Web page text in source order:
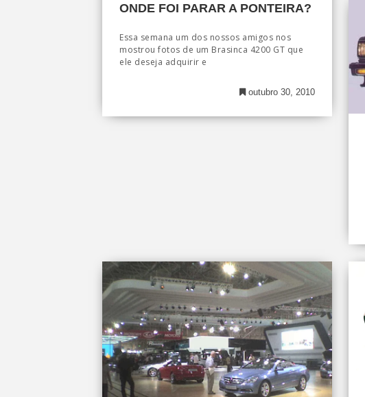
ONDE FOI PARAR A PONTEIRA?
Essa semana um dos nossos amigos nos
mostrou fotos de um Brasinca 4200 GT que
ele deseja adquirir e
outubro 30, 2010